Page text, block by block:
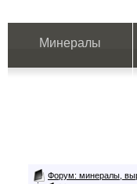
Минералы
Форум: минералы,